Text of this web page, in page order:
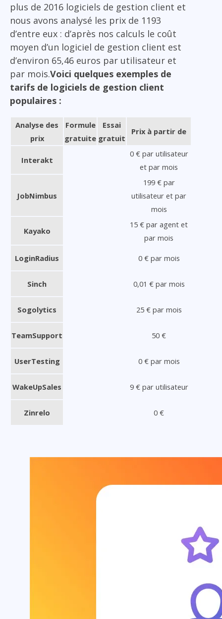
plus de 2016 logiciels de gestion client et
nous avons analysé les prix de 1193
d’entre eux : d’après nos calculs le coût
moyen d’un logiciel de gestion client est
d’environ 65,46 euros par utilisateur et
par mois.Voici quelques exemples de
tarifs de logiciels de gestion client
populaires :
Analyse des
prix
Formule
gratuite
Essai
gratuit
Prix à partir de
Interakt
0 € par utilisateur
et par mois
JobNimbus
199 € par
utilisateur et par
mois
Kayako
15 € par agent et
par mois
LoginRadius 0 € par mois
Sinch 0,01 € par mois
Sogolytics 25 € par mois
TeamSupport 50 €
UserTesting 0 € par mois
WakeUpSales 9 € par utilisateur
Zinrelo 0 €